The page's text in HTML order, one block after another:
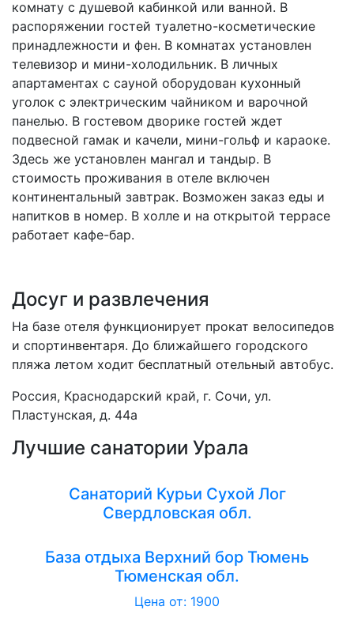
комнату с душевой кабинкой или ванной. В
распоряжении гостей туалетно-косметические
принадлежности и фен. В комнатах установлен
телевизор и мини-холодильник. В личных
апартаментах с сауной оборудован кухонный
уголок с электрическим чайником и варочной
панелью. В гостевом дворике гостей ждет
подвесной гамак и качели, мини-гольф и караоке.
Здесь же установлен мангал и тандыр. В
стоимость проживания в отеле включен
континентальный завтрак. Возможен заказ еды и
напитков в номер. В холле и на открытой террасе
работает кафе-бар.
Досуг и развлечения
На базе отеля функционирует прокат велосипедов
и спортинвентаря. До ближайшего городского
пляжа летом ходит бесплатный отельный автобус.
Россия, Краснодарский край, г. Сочи, ул.
Пластунская, д. 44а
Лучшие санатории Урала
Санаторий Курьи Сухой Лог
Свердловская обл.
База отдыха Верхний бор Тюмень
Тюменская обл.
Цена от: 1900